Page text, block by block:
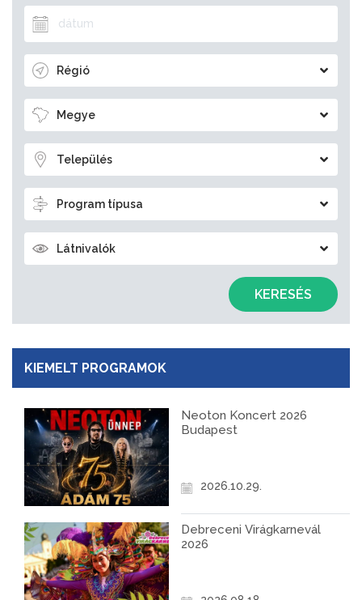
Régió
Megye
Település
Program típusa
Látnivalók
KERESÉS
KIEMELT PROGRAMOK
Neoton Koncert 2026
Budapest
2026.10.29.
Debreceni Virágkarnevál
2026